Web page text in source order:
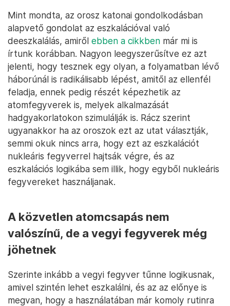
Mint mondta, az orosz katonai gondolkodásban
alapvető gondolat az eszkalációval való
deeszkalálás, amiről ebben a cikkben már mi is
írtunk korábban. Nagyon leegyszerűsítve ez azt
jelenti, hogy tesznek egy olyan, a folyamatban lévő
háborúnál is radikálisabb lépést, amitől az ellenfél
feladja, ennek pedig részét képezhetik az
atomfegyverek is, melyek alkalmazását
hadgyakorlatokon szimulálják is. Rácz szerint
ugyanakkor ha az oroszok ezt az utat választják,
semmi okuk nincs arra, hogy ezt az eszkalációt
nukleáris fegyverrel hajtsák végre, és az
eszkalációs logikába sem illik, hogy egyből nukleáris
fegyvereket használjanak.
A közvetlen atomcsapás nem
valószínű, de a vegyi fegyverek még
jöhetnek
Szerinte inkább a vegyi fegyver tűnne logikusnak,
amivel szintén lehet eszkalálni, és az az előnye is
megvan, hogy a használatában már komoly rutinra